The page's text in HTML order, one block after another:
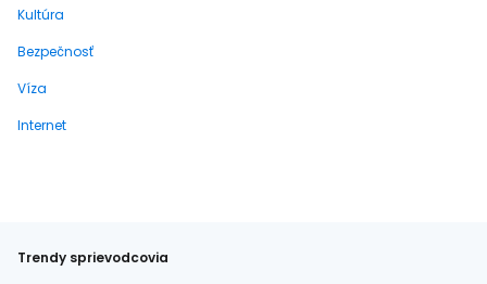
Kultúra
Bezpečnosť
Víza
Internet
Trendy sprievodcovia